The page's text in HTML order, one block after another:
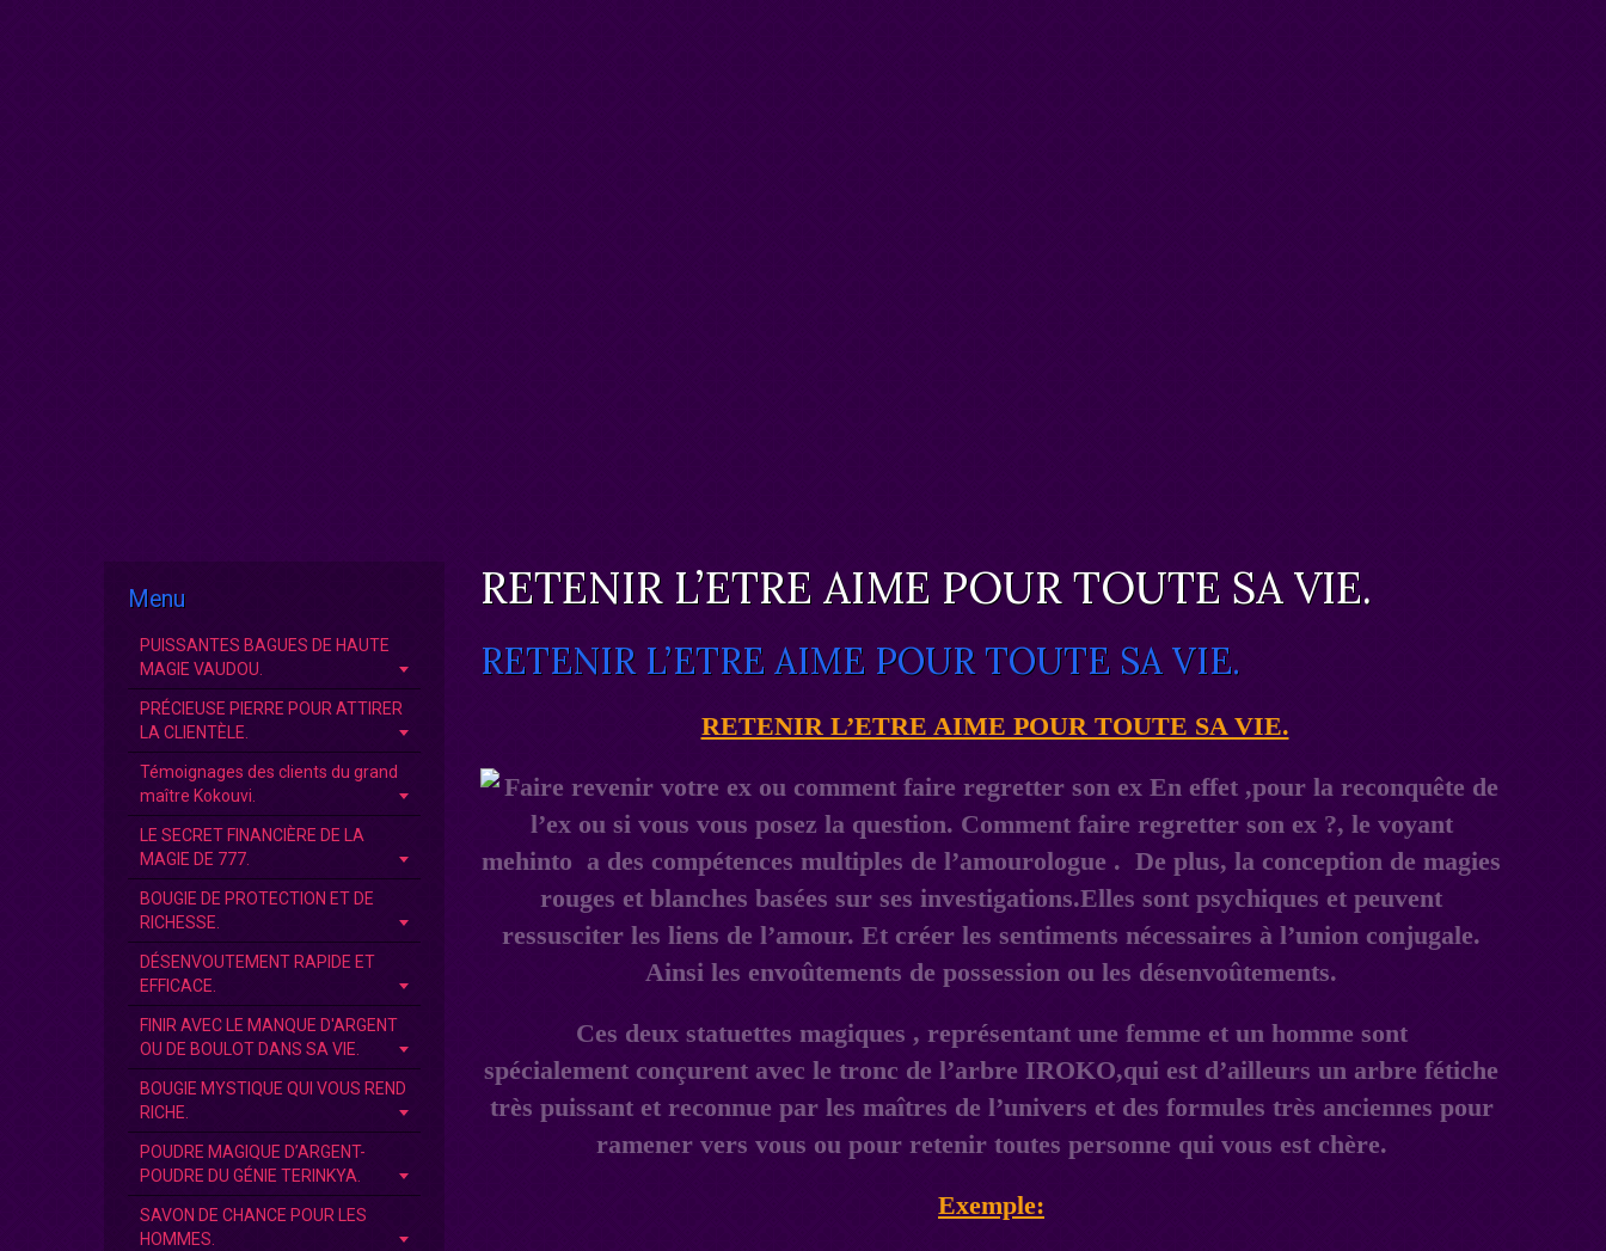
RETENIR L’ETRE AIME POUR TOUTE SA VIE.
RETENIR L’ETRE AIME POUR TOUTE SA VIE.
RETENIR L’ETRE AIME POUR TOUTE SA VIE.
Ces deux statuettes magiques , représentant une femme et un homme sont
spécialement conçurent avec le tronc de l’arbre IROKO,qui est d’ailleurs un arbre fétiche
très puissant et reconnue par les maîtres de l’univers et des formules très anciennes pour
ramener vers vous ou pour retenir toutes personne qui vous est chère.
Exemple:
Menu
PUISSANTES BAGUES DE HAUTE
MAGIE VAUDOU.
PRÉCIEUSE PIERRE POUR ATTIRER
LA CLIENTÈLE.
Témoignages des clients du grand
maître Kokouvi.
LE SECRET FINANCIÈRE DE LA
MAGIE DE 777.
BOUGIE DE PROTECTION ET DE
RICHESSE.
DÉSENVOUTEMENT RAPIDE ET
EFFICACE.
FINIR AVEC LE MANQUE D'ARGENT
OU DE BOULOT DANS SA VIE.
BOUGIE MYSTIQUE QUI VOUS REND
RICHE.
POUDRE MAGIQUE D’ARGENT-
POUDRE DU GÉNIE TERINKYA.
SAVON DE CHANCE POUR LES
HOMMES.